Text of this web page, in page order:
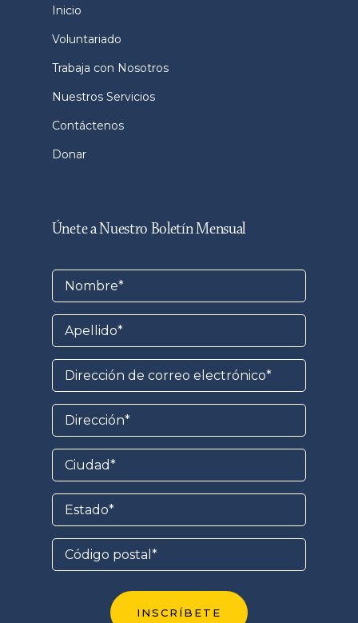
Inicio
Voluntariado
Trabaja con Nosotros
Nuestros Servicios
Contáctenos
Donar
Únete a Nuestro Boletín Mensual